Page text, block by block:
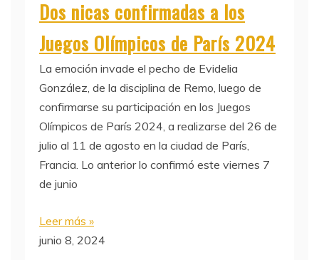
Dos nicas confirmadas a los
Juegos Olímpicos de París 2024
La emoción invade el pecho de Evidelia
González, de la disciplina de Remo, luego de
confirmarse su participación en los Juegos
Olímpicos de París 2024, a realizarse del 26 de
julio al 11 de agosto en la ciudad de París,
Francia. Lo anterior lo confirmó este viernes 7
de junio
Leer más »
junio 8, 2024